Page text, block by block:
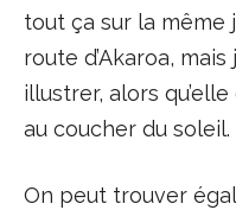
tout ça sur la même
route d’Akaroa,
illustrer, alors
au coucher du soleil.
On peut trouver